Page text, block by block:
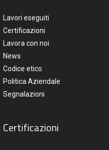
Lavori eseguiti
Certificazioni
Lavora con noi
News
Codice etico
Politica Aziendale
Segnalazioni
Certificazioni